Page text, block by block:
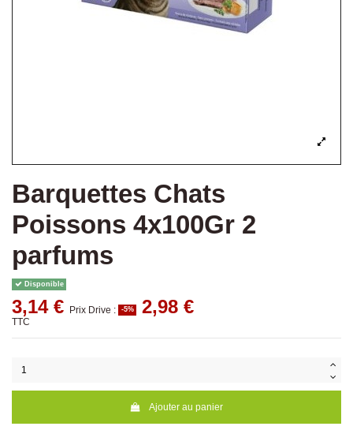
Barquettes Chats
Poissons 4x100Gr 2
parfums
Disponible
3,14 € Prix Drive : -5% 2,98 €
TTC
Ajouter au panier